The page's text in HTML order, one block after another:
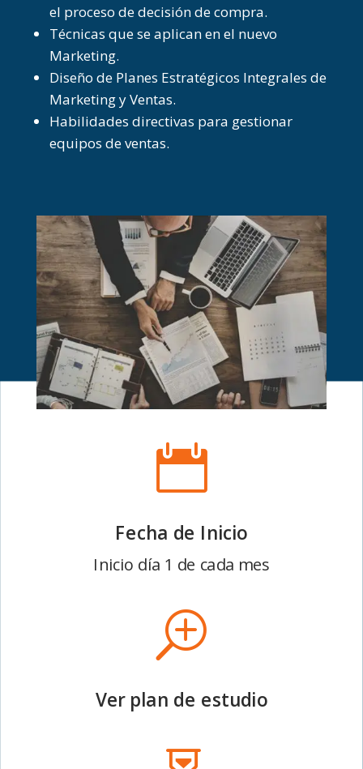
el proceso de decisión de compra.
Técnicas que se aplican en el nuevo
Marketing.
Diseño de Planes Estratégicos Integrales de
Marketing y Ventas.
Habilidades directivas para gestionar
equipos de ventas.

Fecha de Inicio
Inicio día 1 de cada mes
T
Ver plan de estudio